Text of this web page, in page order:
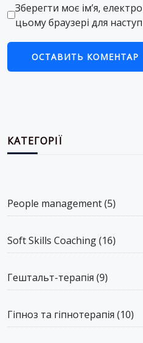
Зберегти моє ім’я,
цьому браузері для
КАТЕГОРІЇ
People management(5)
Soft Skills Coaching(16)
Гештальт-терапія (9)
Гіпноз та гіпнотерапія (10)